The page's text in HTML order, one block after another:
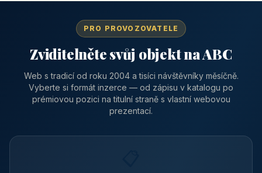
PRO PROVOZOVATELE
Zviditelněte svůj objekt na ABC
Web s tradicí od roku 2004 a tisíci návštěvníky měsíčně.
Vyberte si formát inzerce — od zápisu v katalogu po
prémiovou pozici na titulní straně s vlastní webovou
prezentací.